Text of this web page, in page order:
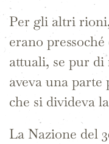
Per gli altri
erano
attuali, se pur
aveva una
che si divideva
La Nazione del